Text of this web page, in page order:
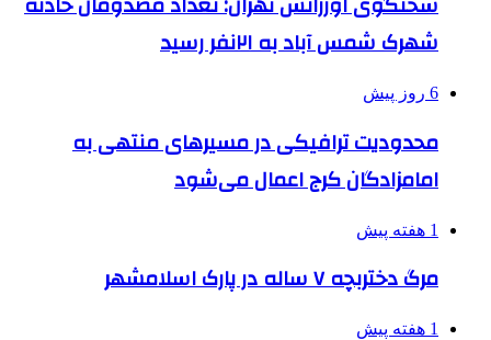
شهرک شمس آباد به ۲۱نفر رسید
6 روز پیش
محدودیت ترافیکی در مسیرهای منتهی به
امامزادگان کرج اعمال می‌شود
1 هفته پیش
مرگ دختربچه ۷ ساله در پارک اسلامشهر
1 هفته پیش